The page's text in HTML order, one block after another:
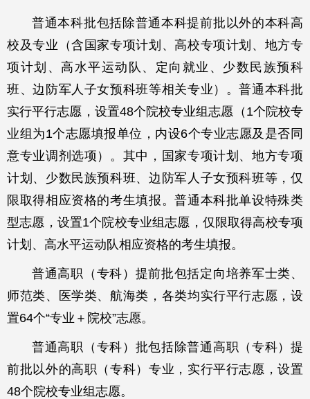
普通本科批包括除普通本科提前批以外的本科高
校及专业（含国家专项计划、高校专项计划、地方专
项计划、高水平运动队、定向就业、少数民族预科
班、边防军人子女预科班等相关专业）。普通本科批
实行平行志愿，设置48个院校专业组志愿（1个院校专
业组为1个志愿填报单位，内设6个专业志愿及是否同
意专业调剂选项）。其中，国家专项计划、地方专项
计划、少数民族预科班、边防军人子女预科班等，仅
限取得相应资格的考生填报。普通本科批单设特殊类
型志愿，设置1个院校专业组志愿，仅限取得高校专项
计划、高水平运动队相应资格的考生填报。
普通高职（专科）提前批包括定向培养军士类、
师范类、医学类、航海类，各类均实行平行志愿，设
置64个“专业＋院校”志愿。
普通高职（专科）批包括除普通高职（专科）提
前批以外的高职（专科）专业，实行平行志愿，设置
48个院校专业组志愿。